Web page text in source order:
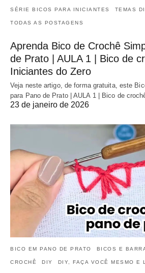
SÉRIE BICOS PARA INICIANTES TEMAS
TODAS AS POSTAGENS
Aprenda Bico de Crochê
de Prato | AULA 1 | Bico de
Iniciantes do Zero
Veja neste artigo, de forma gratuita, este
para Pano de Prato | AULA 1 | Bico de
23 de janeiro de 2026
BICO EM PANO DE PRATO BICOS E
CROCHÊ DIY DIY, FAÇA VOCÊ MESMO E